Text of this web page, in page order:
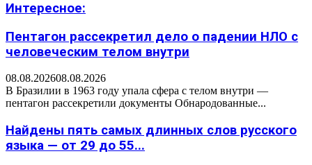
Интересное:
Пентагон рассекретил дело о падении НЛО с
человеческим телом внутри
08.08.202608.08.2026
В Бразилии в 1963 году упала сфера с телом внутри —
пентагон рассекретили документы Обнародованные...
Найдены пять самых длинных слов русского
языка — от 29 до 55...